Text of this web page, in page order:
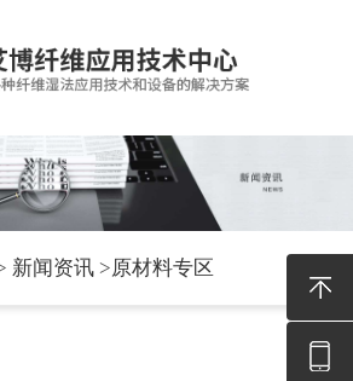
新闻资讯 >原材料专区